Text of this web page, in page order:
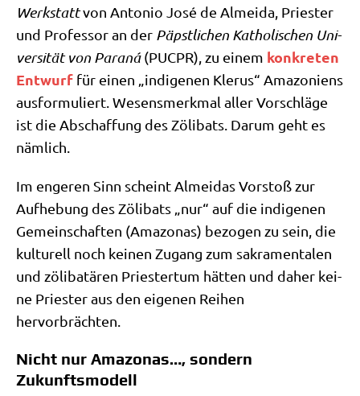
Werk­stattvon Anto­nio José de Almei­da, Prie­ster
und Pro­fes­sor an der Päpst­li­chen Katho­li­schen Uni­
ver­si­tät von Paraná(PUCPR), zu einem kon­kre­ten
Ent­wurf für einen „indi­ge­nen Kle­rus“ Ama­zo­ni­ens
aus­for­mu­liert. Wesens­merk­mal aller Vor­schlä­ge
ist die Abschaf­fung des Zöli­bats. Dar­um geht es
nämlich.
Im enge­ren Sinn scheint Almei­das Vor­stoß zur
Auf­he­bung des Zöli­bats „nur“ auf die indi­ge­nen
Gemein­schaf­ten (Ama­zo­nas) bezo­gen zu sein, die
kul­tu­rell noch kei­nen Zugang zum sakra­men­ta­len
und zöli­ba­t­ä­ren Prie­ster­tum hät­ten und daher kei­
ne Prie­ster aus den eige­nen Rei­hen
hervorbrächten.
Nicht nur Amazonas…, sondern
Zukunftsmodell